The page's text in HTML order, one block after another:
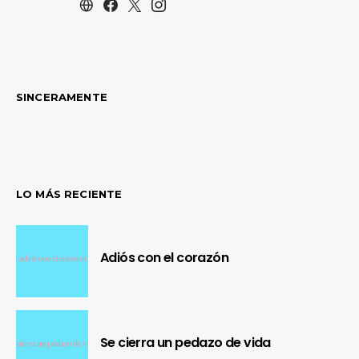
SINCERAMENTE
LO MÁS RECIENTE
Adiós con el corazón
Se cierra un pedazo de vida